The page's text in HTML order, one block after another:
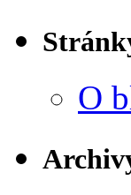
O